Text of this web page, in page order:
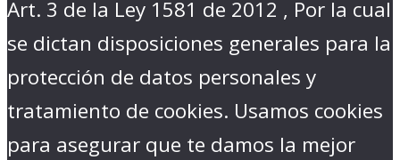
Art. 3 de la Ley 1581 de 2012 , Por la cual
se dictan disposiciones generales para la
protección de datos personales y
tratamiento de cookies. Usamos cookies
para asegurar que te damos la mejor